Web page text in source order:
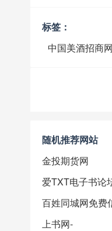
标签：
中国美酒招商网
随机推荐网站
金投期货网
爱TXT电子书论
上书网-